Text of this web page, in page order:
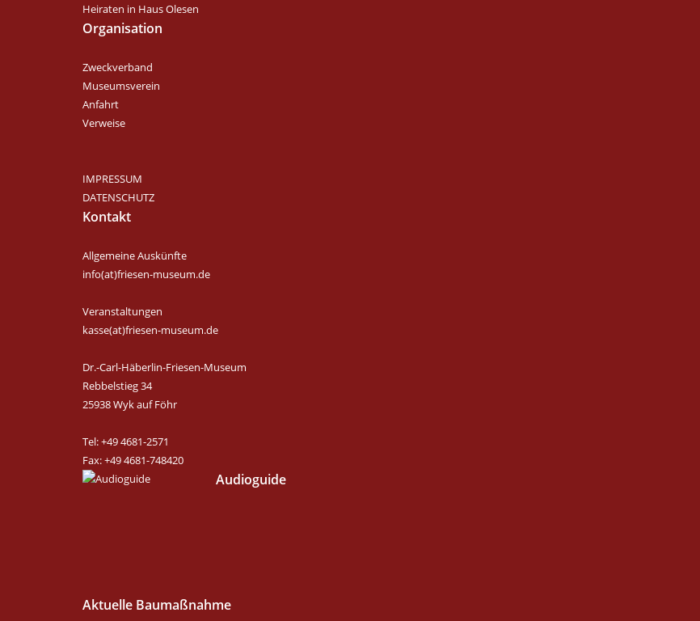
Heiraten in Haus Olesen
Organisation
Zweckverband
Museumsverein
Anfahrt
Verweise
IMPRESSUM
DATENSCHUTZ
Kontakt
Allgemeine Auskünfte
info(at)friesen-museum.de
Veranstaltungen
kasse(at)friesen-museum.de
Dr.-Carl-Häberlin-Friesen-Museum
Rebbelstieg 34
25938 Wyk auf Föhr
Tel: +49 4681-2571
Fax: +49 4681-748420
Audioguide
Aktuelle Baumaßnahme